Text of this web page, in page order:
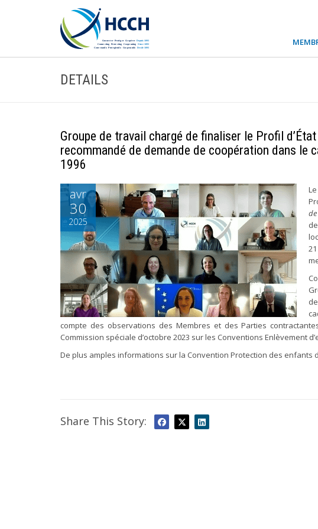
DETAILS
Groupe de travail chargé de finaliser le Profil
recommandé de demande de coopération dans le
1996
avr
30
2025
compte des observations des Membres et des Parties
Commission spéciale d’octobre 2023 sur les Conventions Enlèvement
De plus amples informations sur la Convention Protection des enfants
Share This Story: